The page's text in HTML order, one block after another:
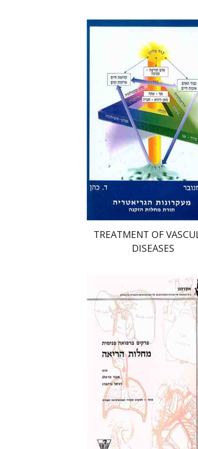
ד``ר דוד כהן
Dr. Menuha
TREATMENT OF
DISEASES
Daniel Geva (Greenberg)
אבנר הרשלג
Print book discount
$19